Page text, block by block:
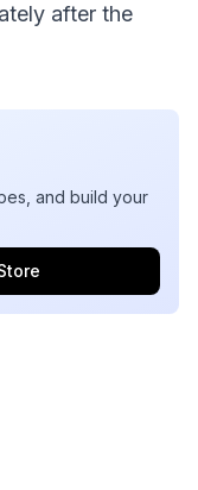
after the
and build your